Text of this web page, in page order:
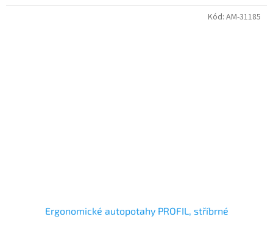
Ergonomické autopotahy PROFIL, stříbrné
Kód: AM-31185